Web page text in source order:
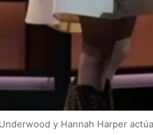
y Hannah Harper